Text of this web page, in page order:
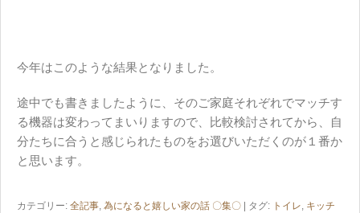
今年はこのような結果となりました。
途中でも書きましたように、そのご家庭それぞれでマッチす
る機器は変わってまいりますので、比較検討されてから、
自
分たちに合うと感じられたものをお選びいただくのが１番か
と思います。
カテゴリー: 全記事, 為になると嬉しい家の話 〇集〇 | タグ: トイレ, キッチ